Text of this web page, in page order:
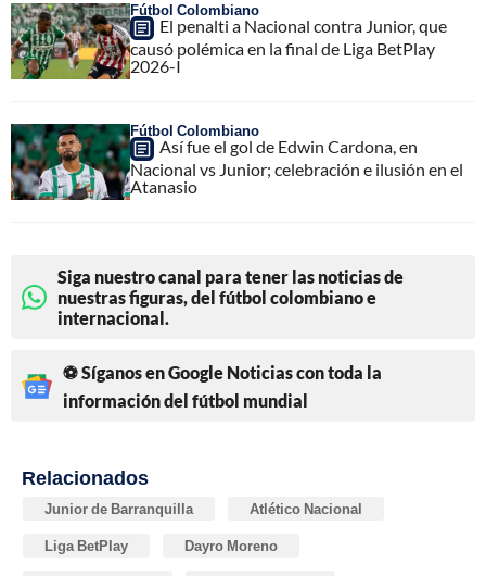
Fútbol Colombiano
El penalti a Nacional contra Junior, que
causó polémica en la final de Liga BetPlay
2026-I
Fútbol Colombiano
Así fue el gol de Edwin Cardona, en
Nacional vs Junior; celebración e ilusión en el
Atanasio
Siga nuestro canal para tener las noticias de
nuestras figuras, del fútbol colombiano e
internacional.
⚽ Síganos en Google Noticias con toda la
información del fútbol mundial
Relacionados
Junior de Barranquilla Atlético Nacional
Liga BetPlay Dayro Moreno